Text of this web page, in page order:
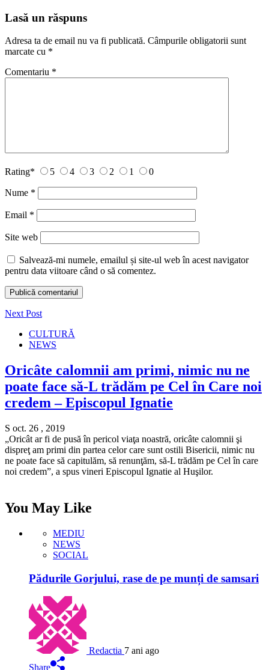
Lasă un răspuns
Adresa ta de email nu va fi publicată. Câmpurile obligatorii sunt
marcate cu *
Comentariu *
Rating* 5 4 3 2 1 0
Nume *
Email *
Site web
Salvează-mi numele, emailul și site-ul web în acest navigator
pentru data viitoare când o să comentez.
Next Post
CULTURĂ
NEWS
Oricâte calomnii am primi, nimic nu ne
poate face să-L trădăm pe Cel în Care noi
credem – Episcopul Ignatie
S oct. 26 , 2019
„Oricât ar fi de pusă în pericol viaţa noastră, oricâte calomnii şi
dispreţ am primi din partea celor care sunt ostili Bisericii, nimic nu
ne poate face să capitulăm, să renunţăm, să-L trădăm pe Cel în care
noi credem”, a spus vineri Episcopul Ignatie al Huşilor.
You May Like
MEDIU
NEWS
SOCIAL
Pădurile Gorjului, rase de pe munți de samsari
Redactia 7 ani ago
Share